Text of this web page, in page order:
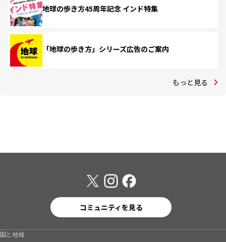
地球の歩き方45周年記念 インド特集
「地球の歩き方」シリーズ広告のご案内
もっと見る
コミュニティを見る
国と地域